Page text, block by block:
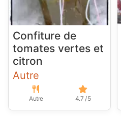
Confiture de
tomates vertes et
citron
Autre
Autre 4.7 / 5